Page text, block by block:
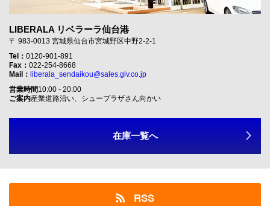
LIBERALA リベラーラ仙台港
〒 983-0013 宮城県仙台市宮城野区中野2-2-1
Tel： 0120-901-891
Fax： 022-254-8668
Mail： liberala_sendaikou@sales.glv.co.jp
営業時間10:00 - 20:00
ご案内産業道路沿い、シュープラザさん向かい
在庫一覧へ
RSS